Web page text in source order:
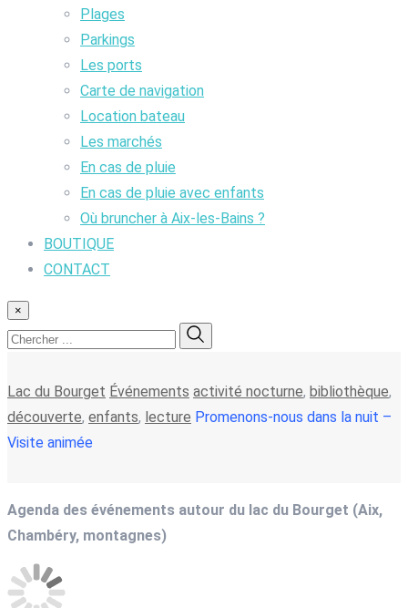
Plages
Parkings
Les ports
Carte de navigation
Location bateau
Les marchés
En cas de pluie
En cas de pluie avec enfants
Où bruncher à Aix-les-Bains ?
BOUTIQUE
CONTACT
×
Lac du Bourget Événements activité nocturne, bibliothèque,
découverte, enfants, lecture Promenons-nous dans la nuit –
Visite animée
Agenda des événements autour du lac du Bourget (Aix,
Chambéry, montagnes)